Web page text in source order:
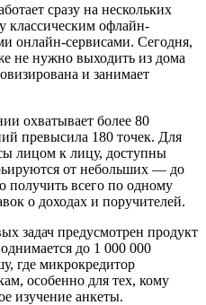
сразу на нескольких
классическим офлайн-
онлайн-сервисами. Сегодня,
не нужно выходить из дома
и занимает
охватывает более 80
превысила 180 точек. Для
лицом к лицу, доступны
от небольших — до
получить всего по одному
о доходах и поручителей.
задач предусмотрен продукт
до 1 000 000
где микрокредитор
особенно для тех, кому
изучение анкеты.